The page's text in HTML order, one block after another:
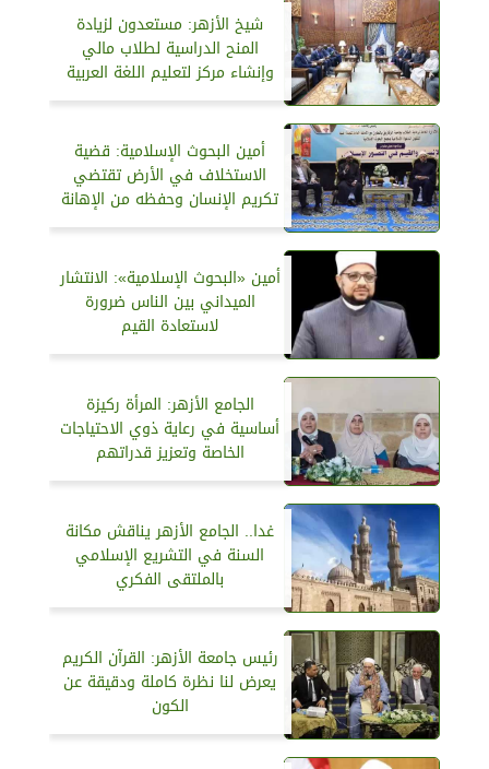
شيخ الأزهر: مستعدون لزيادة
المنح الدراسية لطلاب مالي
وإنشاء مركز لتعليم اللغة العربية
أمين البحوث الإسلامية: قضية
الاستخلاف في الأرض تقتضي
تكريم الإنسان وحفظه من الإهانة
أمين «البحوث الإسلامية»: الانتشار
الميداني بين الناس ضرورة
لاستعادة القيم
الجامع الأزهر: المرأة ركيزة
أساسية في رعاية ذوي الاحتياجات
الخاصة وتعزيز قدراتهم
غدا.. الجامع الأزهر يناقش مكانة
السنة في التشريع الإسلامي
بالملتقى الفكري
رئيس جامعة الأزهر: القرآن الكريم
يعرض لنا نظرة كاملة ودقيقة عن
الكون